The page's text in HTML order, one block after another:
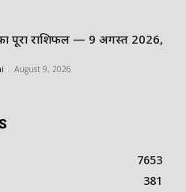
पूरा राशिफल — 9 अगस्त 2026,
August 9, 2026
7653
381